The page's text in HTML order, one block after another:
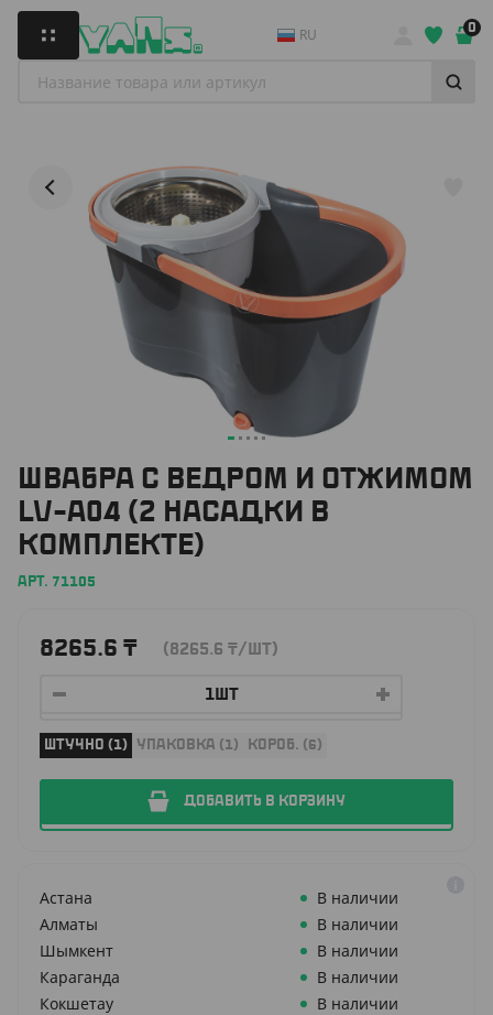
RU 0
ШВАБРА С ВЕДРОМ И ОТЖИМОМ
LV-A04 (2 НАСАДКИ В
КОМПЛЕКТЕ)
АРТ. 71105
8265.6 ₸ (8265.6 ₸/ШТ)
ШТУЧНО (1) УПАКОВКА (1) КОРОБ. (6)
ДОБАВИТЬ В КОРЗИНУ
Астана
В наличии
Алматы
В наличии
Шымкент
В наличии
Караганда
В наличии
Кокшетау
В наличии